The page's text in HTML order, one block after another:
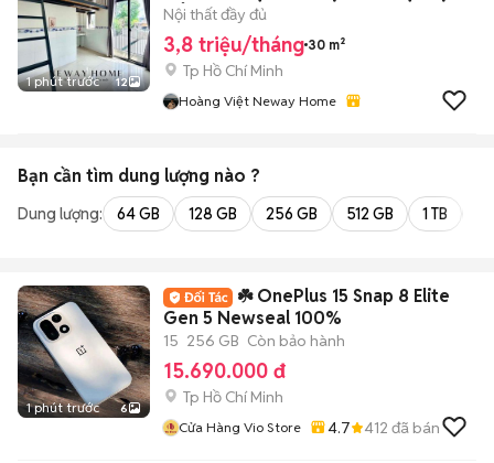
1 phút trước 12
CÔNG THƯƠNG -HUIT
Nội thất đầy đủ
3,8 triệu/tháng 30 m²
Tp Hồ Chí Minh
Hoàng Việt Neway Home
Bạn cần tìm dung lượng nào ?
Dung lượng: 64 GB 128 GB 256 GB 512 GB 1 TB
1 phút trước 6
☘️ OnePlus 15 Snap 8 Elite
Gen 5 Newseal 100%
15 256 GB Còn bảo hành
15.690.000 đ
Tp Hồ Chí Minh
Cửa Hàng Vio Store 4.7 412 đã bán